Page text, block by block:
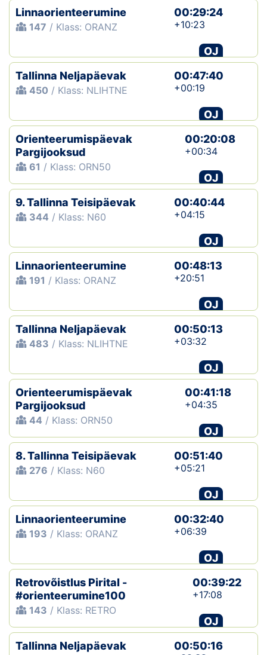
Linnaorienteerumine
147 / Klass: ORANZ
00:29:24
+10:23
OJ
Tallinna Neljapäevak
450 / Klass: NLIHTNE
00:47:40
+00:19
OJ
Orienteerumispäevak
Pargijooksud
61 / Klass: ORN50
00:20:08
+00:34
OJ
9. Tallinna Teisipäevak
344 / Klass: N60
00:40:44
+04:15
OJ
Linnaorienteerumine
191 / Klass: ORANZ
00:48:13
+20:51
OJ
Tallinna Neljapäevak
483 / Klass: NLIHTNE
00:50:13
+03:32
OJ
Orienteerumispäevak
Pargijooksud
44 / Klass: ORN50
00:41:18
+04:35
OJ
8. Tallinna Teisipäevak
276 / Klass: N60
00:51:40
+05:21
OJ
Linnaorienteerumine
193 / Klass: ORANZ
00:32:40
+06:39
OJ
Retrovõistlus Pirital -
#orienteerumine100
143 / Klass: RETRO
00:39:22
+17:08
OJ
Tallinna Neljapäevak
00:50:16